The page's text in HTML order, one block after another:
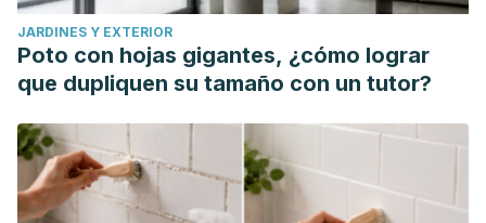
JARDINES Y EXTERIOR
Poto con hojas gigantes, ¿cómo lograr
que dupliquen su tamaño con un tutor?